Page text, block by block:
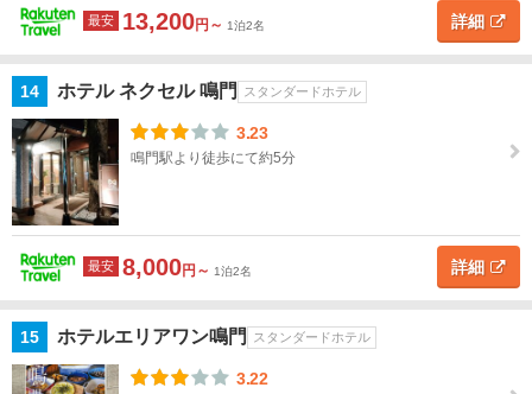
最安 13,200円～ 1泊2名 詳細
14 ホテル ネクセル 鳴門 スタンダードホテル
3.23
鳴門駅より徒歩にて約5分
最安 8,000円～ 1泊2名 詳細
15 ホテルエリアワン鳴門 スタンダードホテル
3.22